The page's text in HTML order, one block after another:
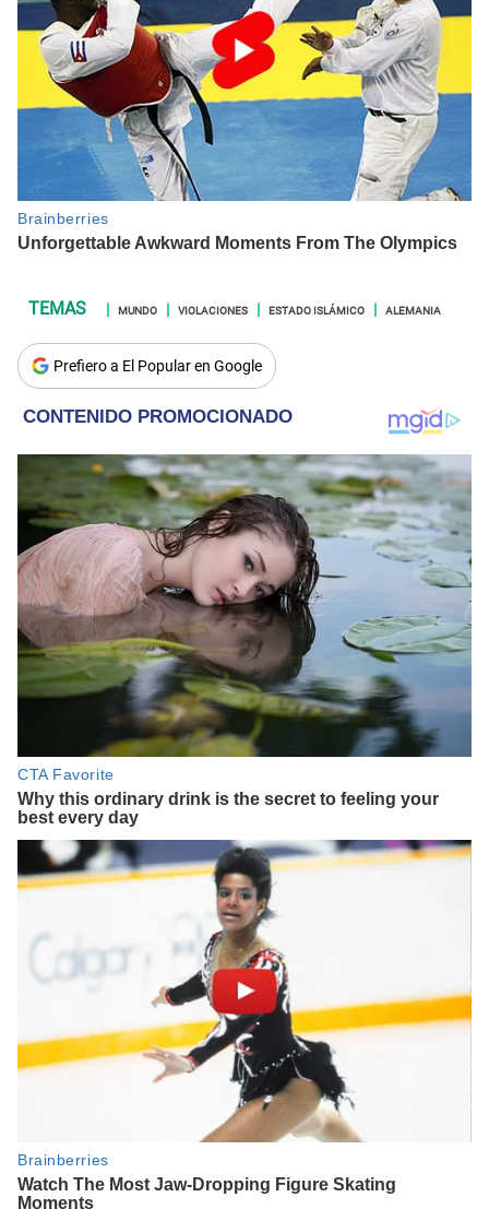
MUNDO VIOLACIONES ESTADO ISLÁMICO ALEMANIA
Prefiero a El Popular en Google